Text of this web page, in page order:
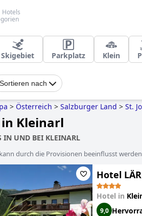
Hotels
Skigebiet Parkplatz Klein
Sortieren nach
> Österreich > Salzburger Land > St.
Kleinarl
IN UND BEI KLEINARL
durch die Provisionen beeinflusst
Hotel
Hotel in
9,0